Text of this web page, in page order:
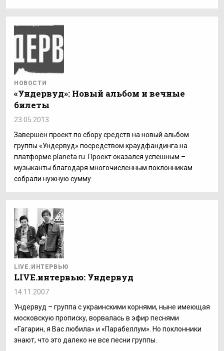
НОВОСТИ
«Ундервуд»: Новый альбом и вечные
билеты
23.05.2013
Завершён проект по сбору средств на новый альбом
группы «Ундервуд» посредством краудфандинга на
платформе planeta.ru. Проект оказался успешным –
музыканты благодаря многочисленным поклонникам
собрали нужную сумму
LIVE.ИНТЕРВЬЮ
LIVE.интервью: Ундервуд
14.11.2007
Ундервуд – группа с украинскими корнями, ныне имеющая
московскую прописку, ворвалась в эфир песнями
«Гагарин, я Вас любила» и «Парабеллум». Но поклонники
знают, что это далеко не все песни группы.